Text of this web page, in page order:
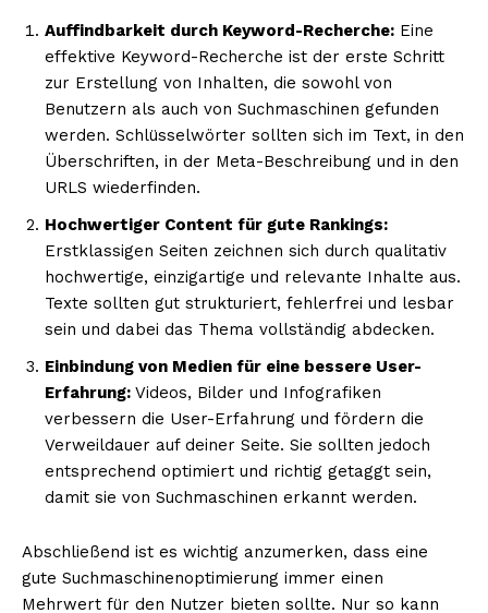
Auffindbarkeit durch Keyword-Recherche: Eine
effektive Keyword-Recherche ist der erste Schritt
zur Erstellung von Inhalten, die sowohl von
Benutzern als auch von Suchmaschinen gefunden
werden. Schlüsselwörter sollten sich im Text, in den
Überschriften, in der Meta-Beschreibung und in den
URLS wiederfinden.
Hochwertiger Content für gute Rankings:
Erstklassigen Seiten zeichnen sich durch qualitativ
hochwertige, einzigartige und relevante Inhalte aus.
Texte sollten gut strukturiert, fehlerfrei und lesbar
sein und dabei das Thema vollständig abdecken.
Einbindung von Medien für eine bessere User-
Erfahrung: Videos, Bilder und Infografiken
verbessern die User-Erfahrung und fördern die
Verweildauer auf deiner Seite. Sie sollten jedoch
entsprechend optimiert und richtig getaggt sein,
damit sie von Suchmaschinen erkannt werden.
Abschließend ist es wichtig anzumerken, dass eine
gute Suchmaschinenoptimierung immer einen
Mehrwert für den Nutzer bieten sollte. Nur so kann